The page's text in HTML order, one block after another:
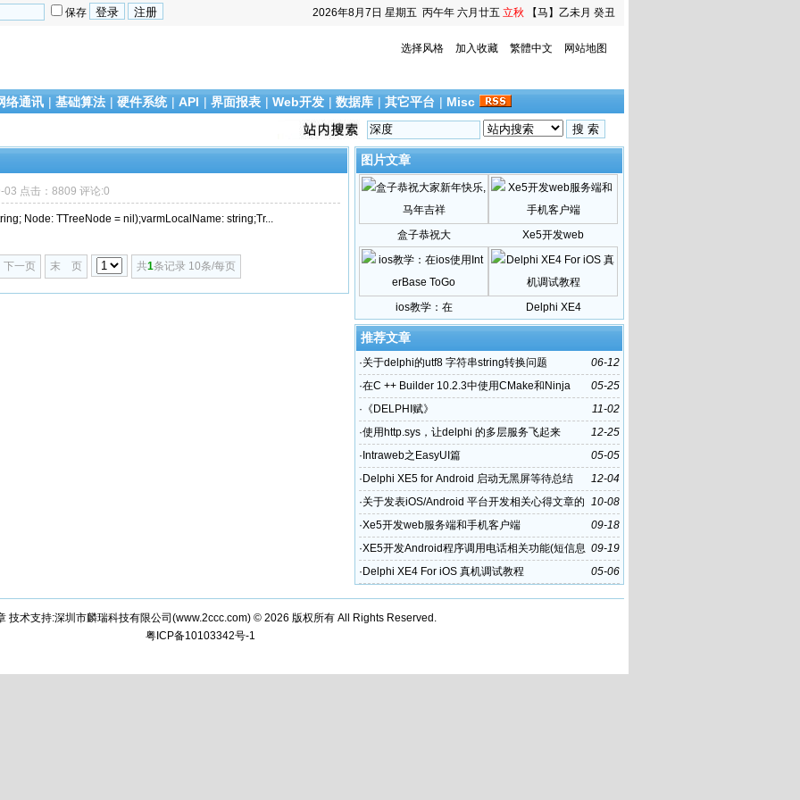
2026年8月7日 星期五 丙午年 六月廿五 立秋
【马】乙未月 癸丑
保存
选择风格 加入收藏 繁體中文 网站地图
络通讯 | 基础算法 | 硬件系统 | API | 界面报表 | Web开发 | 数据库 | 其它平台 | Misc
03 点击：8809 评论:0
Node: TTreeNode = nil);varmLocalName: string;Tr...
下一页 末 页 共1条记录 10条/每页
图片文章
盒子恭祝大 Xe5开发web
ios教学：在 Delphi XE4
推荐文章
06-12
·关于delphi的utf8 字符串string转换问题
05-25
·在C ++ Builder 10.2.3中使用CMake和Ninja
11-02
· 《DELPHI赋》
12-25
·使用http.sys，让delphi 的多层服务飞起来
05-05
· Intraweb之EasyUI篇
12-04
· Delphi XE5 for Android 启动无黑屏等待总结
10-08
·关于发表iOS/Android 平台开发相关心得文章的
奖励政策
09-18
·Xe5开发web服务端和手机客户端
09-19
·XE5开发Android程序调用电话相关功能(短信息
和电话)
05-06
· Delphi XE4 For iOS 真机调试教程
技术支持:深圳市麟瑞科技有限公司(www.2ccc.com) © 2026 版权所有 All Rights Reserved.
粤ICP备10103342号-1